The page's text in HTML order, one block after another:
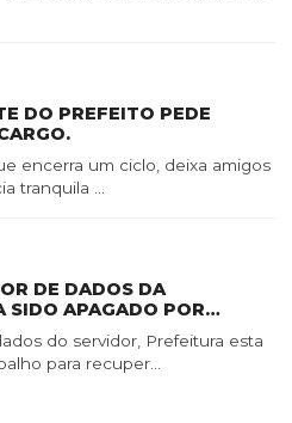
DO PREFEITO PEDE
encerra um ciclo, deixa amigos
tranquila ...
DE DADOS DA
SIDO APAGADO POR
do servidor, Prefeitura esta
para recuper...